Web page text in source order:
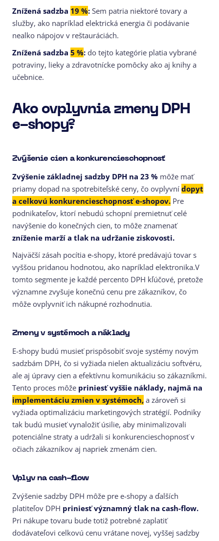
Znížená sadzba 19 %: Sem patria niektoré tovary a
služby, ako napríklad elektrická energia či podávanie
nealko nápojov v reštauráciách.
Znížená sadzba 5 %: do tejto kategórie platia vybrané
potraviny, lieky a zdravotnícke pomôcky ako aj knihy a
učebnice.
Ako ovplyvnia zmeny DPH
e-shopy?
Zvýšenie cien a konkurencieschopnosť
Zvýšenie základnej sadzby DPH na 23 % môže mať
priamy dopad na spotrebiteľské ceny, čo ovplyvní dopyt
a celkovú konkurencieschopnosť e-shopov. Pre
podnikateľov, ktorí nebudú schopní premietnuť celé
navýšenie do konečných cien, to môže znamenať
zníženie marží a tlak na udržanie ziskovosti.
Najväčší zásah pocítia e-shopy, ktoré predávajú tovar s
vyššou pridanou hodnotou, ako napríklad elektronika.V
tomto segmente je každé percento DPH kľúčové, pretože
významne zvyšuje konečnú cenu pre zákazníkov, čo
môže ovplyvniť ich nákupné rozhodnutia.
Zmeny v systémoch a náklady
E-shopy budú musieť prispôsobiť svoje systémy novým
sadzbám DPH, čo si vyžiada nielen aktualizáciu softvéru,
ale aj úpravy cien a efektívnu komunikáciu so zákazníkmi.
Tento proces môže priniesť vyššie náklady, najmä na
implementáciu zmien v systémoch, a zároveň si
vyžiada optimalizáciu marketingových stratégií. Podniky
tak budú musieť vynaložiť úsilie, aby minimalizovali
potenciálne straty a udržali si konkurencieschopnosť v
očiach zákazníkov aj napriek zmenám cien.
Vplyv na cash-flow
Zvýšenie sadzby DPH môže pre e-shopy a ďalších
platiteľov DPH priniesť významný tlak na cash-flow.
Pri nákupe tovaru bude totiž potrebné zaplatiť
dodávateľovi celkovú cenu vrátane novej, vyššej sadzby